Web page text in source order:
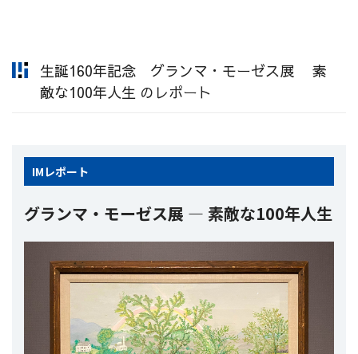
生誕160年記念 グランマ・モーゼス展 素
敵な100年人生 のレポート
IM レポート
グランマ・モーゼス展 ― 素敵な100年人生